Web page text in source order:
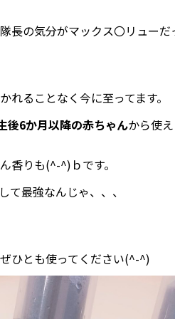
長の気分がマックス〇リュー
ることなく今に至ってます。
後6か月以降の赤ちゃんから使
香りも(^-^)ｂです。
て最強なんじゃ、、、
ひとも使ってください(^-^)